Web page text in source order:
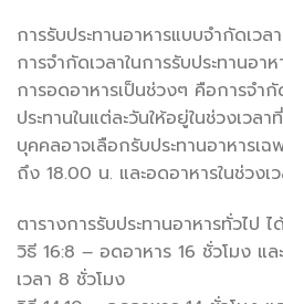
การรับประทานอาหารแบบจำกัดเวล
การจำกัดเวลาในการรับประทานอา
การอดอาหารเป็นช่วงๆ คือการจำ
ประทานในแต่ละวันให้อยู่ในช่วงเวล
บุคคลอาจเลือกรับประทานอาหารเฉ
ถึง 18.00 น. และอดอาหารในช่วงเ
ตารางการรับประทานอาหารทั่วไป ไ
วิธี 16:8 – อดอาหาร 16 ชั่วโมง แล
เวลา 8 ชั่วโมง